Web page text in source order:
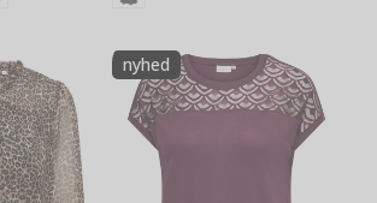
CarFlake
-
Mix
Top
Blonde
nyhed